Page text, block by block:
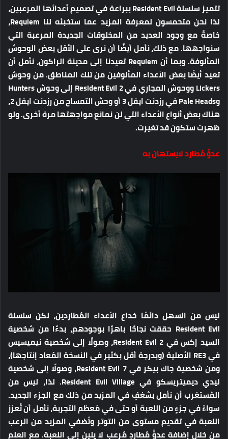
تتميز سلسلة Resident Evil ببراعة في تصميم أعدائها المرعبين،
لذا نحن متحمسون لمعرفة المزيد عما ستخبئه لنا Requiem،
خاصةً مع وجود العديد من المخلوقات الجديدة المرعبة التي
سنواجهها. مع ذلك، نأمل أيضًا أن نرى على الأقل بعض الوحوش
المألوفة. وبما أن Requiem تعيدنا إلى مدينة الراكون، نأمل أن
تعيد أيضًا بعض الأعداء المألوفين من تلك المناطق. من وحوش
Lickers ووحوش المجاري في Resident Evil 2 إلى وحوش Hunters
وPale Heads في رزدنت ايفل 3 أو وحش التمساح من رزدنت ايفل 2،
هناك بعض أنواع الأعداء التي لن نمانع مواجهتها مرة أخرى. ولو
ظهرت ستكون قد تغيرت.
عدوٌّ مُطارد لايستهان به
ليس من السهل دائمًا خداع الأعداء المُطاردين، لكن سلسلة
Resident Evil حققت نجاحًا باهرًا بوجودهم، بدءًا من شخصية
السيد إكس في Resident Evil 2، وصولًا إلى شخصية نيميسيس
في RE3 الأصلية (وبدرجة أقل بكثير في النسخة المُعاد إنتاجها)،
ومن شخصية جاك بيكر في Resident Evil 7، وصولًا إلى شخصية
ليدي ديميتريسكو في Resident Evil Village. لذا، ليس من
المُستغرب أن نأمل بشغفٍ في المزيد من ذلك مع الجزء الجديد.
سواءً في جزءٍ من اللعبة أو حتى في مُعظم التجربة، نأمل أن تُعزز
اللعبة في تقديم مستوى من التوتر وتُضفي المزيد من الرعب
من خلال إضافة عدوٍّ مُطاردٍ مُرعبٍ لا يلين إلى اللعبة. مع العلم